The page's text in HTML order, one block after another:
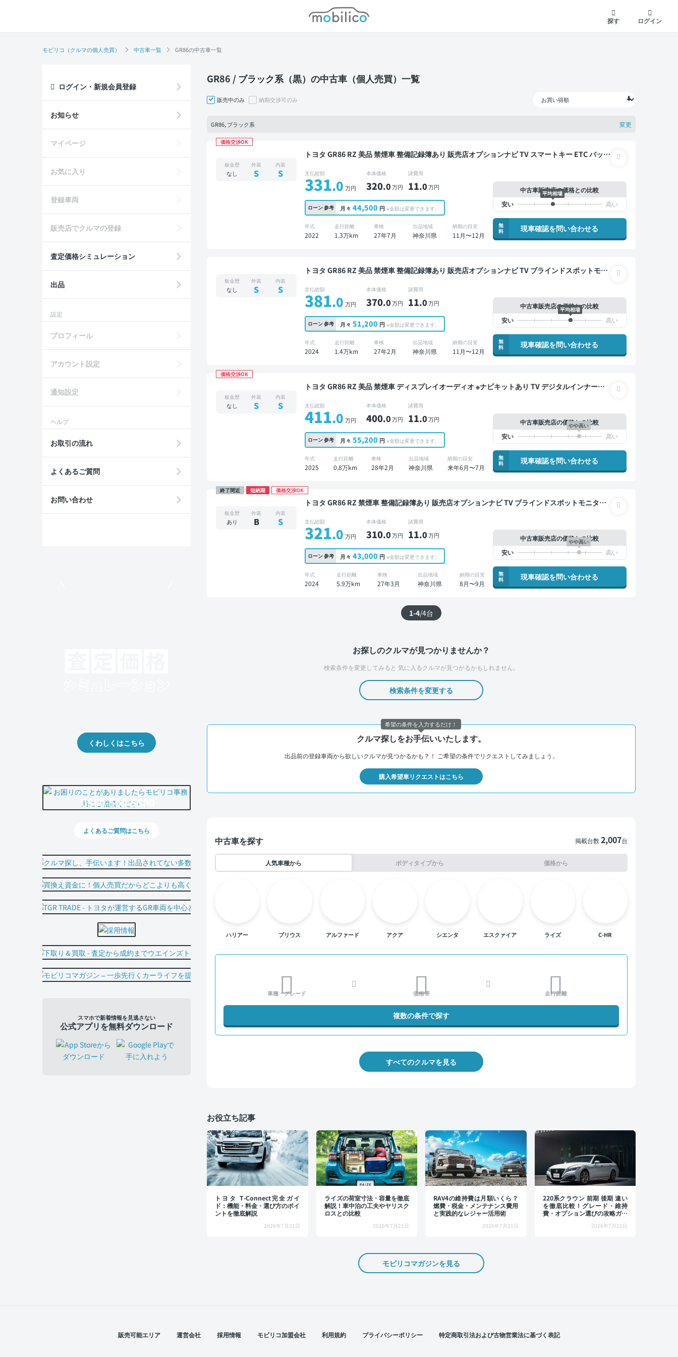
モビリコ
探す
ログイン
モビリコ（クルマの個人売買） 中古車一覧 GR86の中古車一覧
GR86 / ブラック系（黒）の中古車（個人売買）一覧
販売中のみ 納期交渉可のみ
GR86, ブラック系 変更
価格交渉OK
トヨタ GR86 RZ 美品 禁煙車 整備記録簿あり 販売店オプションナビ TV スマートキー ETC バック
板金歴
なし
外装
S
内装
S 支払総額
331.0 万円
本体価格
320.0万円
諸費用
11.0万円
ローン参考 月々 44,500 円 ※金額は変更できます。
年式
2022
走行距離
1.3万km
車検
27年7月
出品地域
神奈川県
納期の目安
11月〜12月
中古車販売店の価格との比較
平均相場
無
料
現車確認を問い合わせる
トヨタ GR86 RZ 美品 禁煙車 整備記録簿あり 販売店オプションナビ TV ブラインドスポットモニ
減
板金歴
なし
外装
S
内装
S 支払総額
381.0 万円
本体価格
370.0万円
諸費用
11.0万円
ローン参考 月々 51,200 円 ※金額は変更できます。
年式
2024
走行距離
1.4万km
車検
27年2月
出品地域
神奈川県
納期の目安
11月〜12月
中古車販売店の価格との比較
平均相場
無
料
現車確認を問い合わせる
価格交渉OK
トヨタ GR86 RZ 美品 禁煙車 ディスプレイオーディオ ※ナビキットあり TV デジタルインナーミ
板金歴
なし
外装
S
内装
S 支払総額
411.0 万円
本体価格
400.0万円
諸費用
11.0万円
ローン参考 月々 55,200 円 ※金額は変更できます。
年式
2025
走行距離
0.8万km
車検
28年2月
出品地域
神奈川県
納期の目安
来年6月〜7月
中古車販売店の価格との比較
やや高い
無
料
現車確認を問い合わせる
終了間近 短納期 価格交渉OK
トヨタ GR86 RZ 禁煙車 整備記録簿あり 販売店オプションナビ TV ブラインドスポットモニター
衝突軽減
板金歴
あり
外装
B
内装
S 支払総額
321.0 万円
本体価格
310.0万円
諸費用
11.0万円
ローン参考 月々 43,000 円 ※金額は変更できます。
年式
2024
走行距離
5.9万km
車検
27年3月
出品地域
神奈川県
納期の目安
8月〜9月
中古車販売店の価格との比較
やや高い
無
料
現車確認を問い合わせる
1-4/4台
お探しのクルマが見つかりませんか？
検索条件を変更してみると 気に入るクルマが見つかるかもしれません。
検索条件を変更する
クルマ探しをお手伝いいたします。
出品前の登録車両から欲しいクルマが見つかるかも？！ ご希望の条件でリクエストしてみましょう。
購入希望車リクエストはこちら
中古車を探す 掲載台数2,007台
人気車種から ボディタイプから 価格から
ハリアー プリウス アルファード アクア シエンタ エスクァイア ライズ C-HR
車種・グレード 価格帯 走行距離
複数の条件で探す
すべてのクルマを見る
お役立ち記事
トヨタ T-Connect完全ガイ
ド：機能・料金・選び方のポイ
ントを徹底解説
2026年7月21日
ライズの荷室寸法・容量を徹底
解説！車中泊の工夫やヤリスク
ロスとの比較
2026年7月21日
RAV4の維持費は月額いくら？
燃費・税金・メンテナンス費用
と実践的なレジャー活用術
2026年7月21日
220系クラウン 前期 後期 違い
を徹底比較！グレード・維持
費・オプション選びの攻略ガイ
2026年7月21日
モビリコマガジンを見る
ログイン・新規会員登録
お知らせ
マイページ
お気に入り
登録車両
販売店でクルマの登録
査定価格シミュレーション
出品
設定
プロフィール
アカウント設定
通知設定
ヘルプ
お取引の流れ
よくあるご質問
お問い合わせ
くわしくはこちら
0800-500-5500
よくあるご質問はこちら
スマホで新着情報を見逃さない
公式アプリを無料ダウンロード
販売可能エリア 運営会社 採用情報 モビリコ加盟会社 利用規約 プライバシーポリシー 特定商取引法および古物営業法に基づく表記
希望の条件を入力するだけ！